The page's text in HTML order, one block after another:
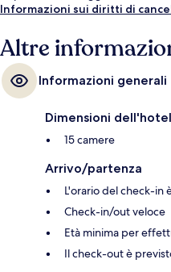
Informazioni sui diritti di
Altre
Informazioni generali
Dimensioni dell'hotel
15 camere
Arrivo/partenza
L'orario del check-in
Check-in/out veloce
Età minima per
Il check-out è